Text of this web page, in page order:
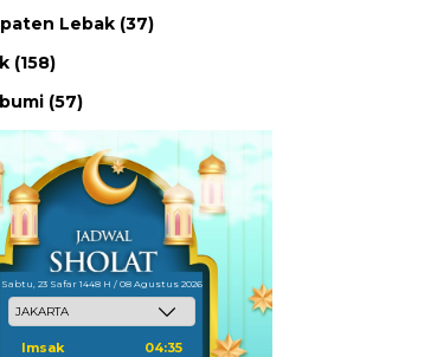
Lebak (37)
(158)
(57)
Sabtu, 23 Safar 1448 H / 08 Agustus 2026
Imsak 04:35